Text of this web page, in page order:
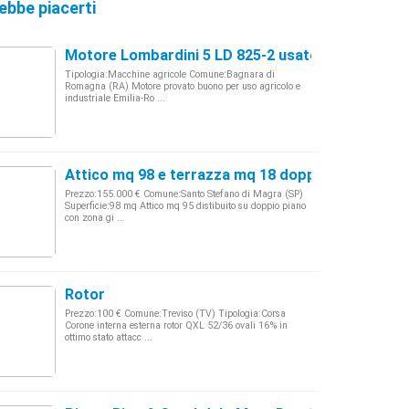
piacerti
Motore Lombardini 5 LD 825-2 usato
Tipologia:Macchine agricole Comune:Bagnara di
Romagna (RA) Motore provato buono per uso agricolo e
industriale Emilia-Ro ...
Attico mq 98 e terrazza mq 18 doppi servizi
Prezzo:155.000 € Comune:Santo Stefano di Magra (SP)
Superficie:98 mq Attico mq 95 distibuito su doppio piano
con zona gi ...
Rotor
Prezzo:100 € Comune:Treviso (TV) Tipologia:Corsa
Corone interna esterna rotor QXL 52/36 ovali 16% in
ottimo stato attacc ...